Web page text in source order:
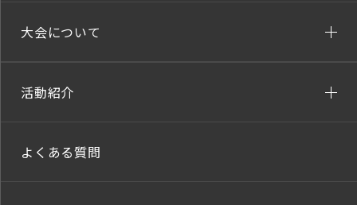
大会について
活動紹介
よくある質問